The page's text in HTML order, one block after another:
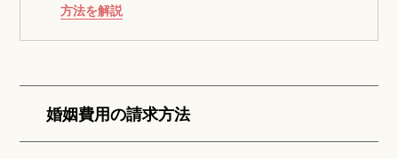
方法を解説
婚姻費用の請求方法